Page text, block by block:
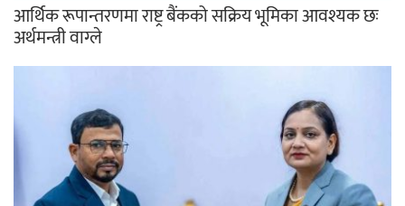
आर्थिक रूपान्तरणमा राष्ट्र बैंकको सक्रिय भूमिका आवश्यक छः
अर्थमन्त्री वाग्ले